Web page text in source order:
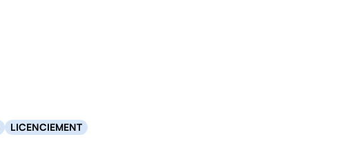
LICENCIEMENT